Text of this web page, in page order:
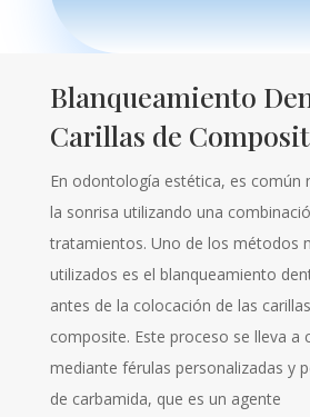
Blanqueamiento
Carillas de
En odontología estética, es común
la sonrisa utilizando una
tratamientos. Uno de los métodos
utilizados es el blanqueamiento
antes de la colocación de las
composite. Este proceso se lleva a
mediante férulas personalizadas y
de carbamida, que es un agente